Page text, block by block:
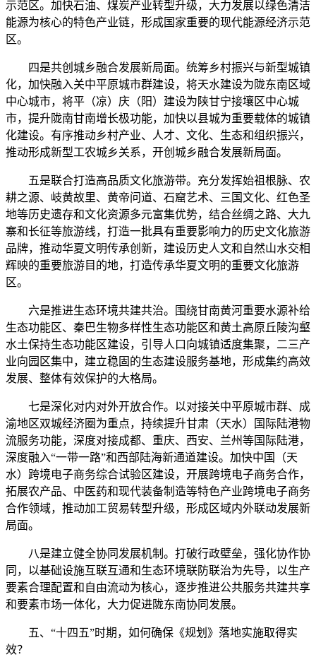
示范区。加快石油、煤炭产业转型升级，大力发展以绿色清洁
能源为核心的特色产业链，形成国家重要的现代能源经济示范
区。
四是共创城乡融合发展新局面。统筹乡村振兴与新型城镇
化，加快融入关中平原城市群建设，将天水建设为陇东南区域
中心城市，将平（凉）庆（阳）建设为陕甘宁接壤区中心城
市，提升陇南甘南增长极功能，加快以县城为重要载体的城镇
化建设。有序推动乡村产业、人才、文化、生态和组织振兴，
推动形成新型工农城乡关系，开创城乡融合发展新局面。
五是联合打造高品质文化旅游带。充分发挥始祖根脉、农
耕之源、岐黄故里、黄帝问道、石窟艺术、三国文化、红色圣
地等历史遗存和文化资源多元富集优势，结合丝绸之路、大九
寨和长征等旅游线，打造一批具有重要影响力的历史文化旅游
品牌，推动华夏文明传承创新，建设历史人文和自然山水交相
辉映的重要旅游目的地，打造传承华夏文明的重要文化旅游
区。
六是推进生态环境共建共治。围绕甘南黄河重要水源补给
生态功能区、秦巴生物多样性生态功能区和黄土高原丘陵沟壑
水土保持生态功能区建设，引导人口向城镇适度集聚，二三产
业向园区集中，建立稳固的生态建设服务基地，形成集约高效
发展、整体有效保护的大格局。
七是深化对内对外开放合作。以对接关中平原城市群、成
渝地区双城经济圈为重点，持续提升甘肃（天水）国际陆港物
流服务功能，深度对接成都、重庆、西安、兰州等国际陆港，
深度融入“一带一路”和西部陆海新通道建设。加快中国（天
水）跨境电子商务综合试验区建设，开展跨境电子商务合作，
拓展农产品、中医药和现代装备制造等特色产业跨境电子商务
合作领域，推动加工贸易转型升级，形成区域内外联动发展新
局面。
八是建立健全协同发展机制。打破行政壁垒，强化协作协
同，以基础设施互联互通和生态环境联防联治为先导，以生产
要素合理配置和自由流动为核心，逐步推进公共服务共建共享
和要素市场一体化，大力促进陇东南协同发展。
五、“十四五”时期，如何确保《规划》落地实施取得实
效？